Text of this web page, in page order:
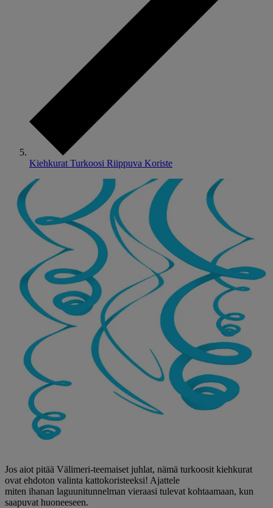
Kiehkurat Turkoosi Riippuva Koriste
Jos aiot pitää Välimeri-teemaiset juhlat, nämä turkoosit kiehkurat
ovat ehdoton valinta kattokoristeeksi! Ajattele
miten ihanan laguunitunnelman vieraasi tulevat kohtaamaan, kun
saapuvat huoneeseen.